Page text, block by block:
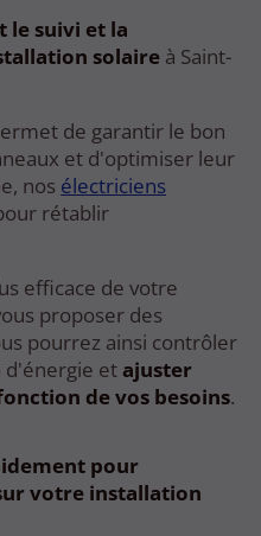
le suivi et la
solaire à Saint-
de garantir le bon
et d'optimiser leur
nos électriciens
rétablir
efficace de votre
proposer des
pourrez ainsi contrôler
d'énergie et ajuster
de vos besoins.
pour
votre installation